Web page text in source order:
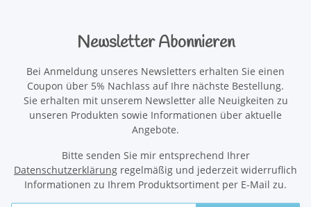
Newsletter Abonnieren
Bei Anmeldung unseres Newsletters erhalten Sie einen
Coupon über 5% Nachlass auf Ihre nächste Bestellung.
Sie erhalten mit unserem Newsletter alle Neuigkeiten zu
unseren Produkten sowie Informationen über aktuelle
Angebote.
Bitte senden Sie mir entsprechend Ihrer
Datenschutzerklärung regelmäßig und jederzeit widerruflich
Informationen zu Ihrem Produktsortiment per E-Mail zu.